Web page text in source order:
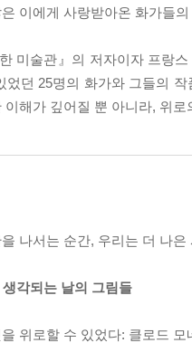
이에게 사랑받아온 화가들
미술관』의 저자이자 프랑
었던 25명의 화가와 그들의
이해가 깊어질 뿐 아니라, 위
나서는 순간, 우리는 더 나은
각되는 날의 그림들
위로할 수 있었다: 클로드 모